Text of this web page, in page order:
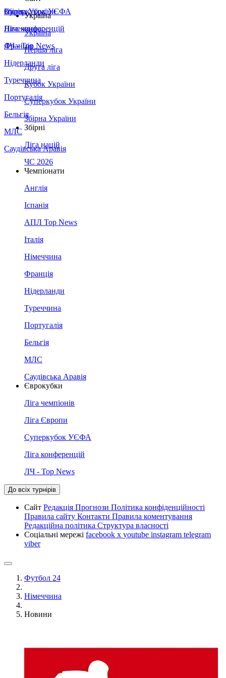
Збірна України
Італія
Німеччина
Франція
Нідерланди
Туреччина
Португалія
Бельгія
МЛС
Саудівська Аравія
Суперкубок УЄФА
Ліга конференцій
ЛЧ - Top News
Україна
Україна
Перша ліга
Друга ліга
Кубок України
Суперкубок України
Збірна України
Збірні
Ліга націй
ЧС 2026
Чемпіонати
Англія
Іспанія
АПЛ Top News
Італія
Німеччина
Франція
Нідерланди
Туреччина
Португалія
Бельгія
МЛС
Саудівська Аравія
Єврокубки
Ліга чемпіонів
Ліга Європи
Суперкубок УЄФА
Ліга конференцій
ЛЧ - Top News
До всіх турнірів
Сайт Редакція Прогнози Політика конфіденційності
Правила сайту Контакти Правила коментування
Редакційна політика Структура власності
Соціальні мережі facebook x youtube instagram telegram
viber
Футбол 24
Німеччина
Новини